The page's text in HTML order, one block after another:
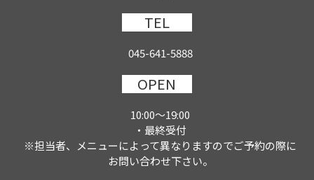
TEL
045-641-5888
OPEN
10:00～19:00
・最終受付
※担当者、メニューによって異なりますのでご予約の際に
お問い合わせ下さい。